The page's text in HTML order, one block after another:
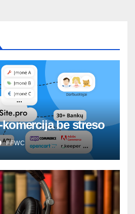
komercija be streso
FFWC